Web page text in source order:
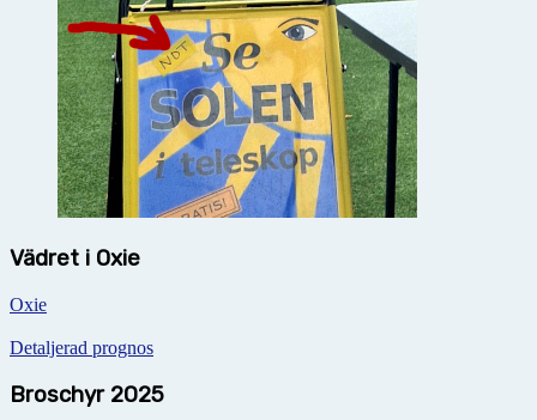
Vädret i Oxie
Oxie
Detaljerad prognos
Broschyr 2025